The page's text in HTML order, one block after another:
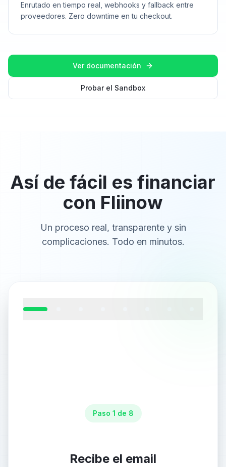
Enrutado en tiempo real, webhooks y fallback entre
proveedores. Zero downtime en tu checkout.
Ver documentación
Probar el Sandbox
Así de fácil es financiar
con Fliinow
Un proceso real, transparente y sin
complicaciones. Todo en minutos.
Paso 1 de 8
Recibe el email